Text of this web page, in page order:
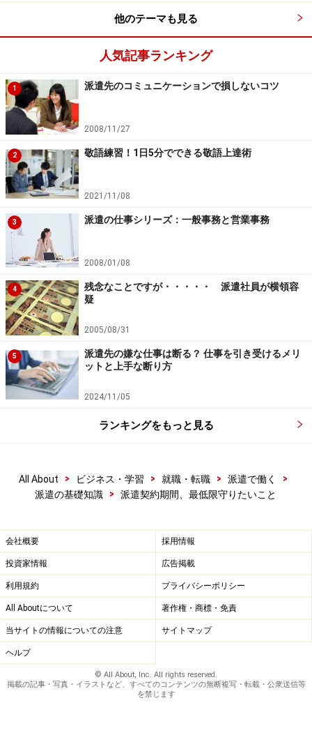
他のテーマも見る
人気記事ランキング
1 派遣先のコミュニケーションで損しないコツ
2008/11/27
2 敬語練習！1日5分でできる敬語上達術
2021/11/08
3 派遣の仕事シリーズ：一般事務と営業事務
2008/01/08
4
残念なことですが・・・・・ 派遣社員が横領容
疑
2005/08/31
5
派遣先の嫌な仕事は断る？ 仕事を引き受けるメリ
ットと上手な断り方
2024/11/05
ランキングをもっと見る
All About > ビジネス・学習 > 就職・転職 > 派遣で働く
>
派遣の基礎知識
> 派遣契約期間、最低限守りたいこと
会社概要 採用情報
投資家情報 広告掲載
利用規約 プライバシーポリシー
All Aboutについて 著作権・商標・免責
当サイトの情報についての注意 サイトマップ
ヘルプ
© All About, Inc. All rights reserved.
掲載の記事・写真・イラストなど、すべてのコンテンツの無断複写・転載・公衆送信等
を禁じます